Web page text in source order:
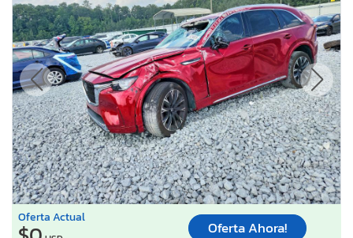
Oferta Actual
Oferta Ahora!